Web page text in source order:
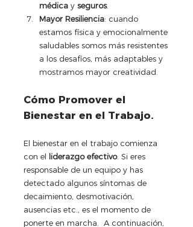
médica y seguros.
Mayor Resiliencia: cuando
estamos física y emocionalmente
saludables somos más resistentes
a los desafíos, más adaptables y
mostramos mayor creatividad.
Cómo Promover el
Bienestar en el Trabajo.
El bienestar en el trabajo comienza
con el liderazgo efectivo. Si eres
responsable de un equipo y has
detectado algunos síntomas de
decaimiento, desmotivación,
ausencias etc., es el momento de
ponerte en marcha.  A continuación,